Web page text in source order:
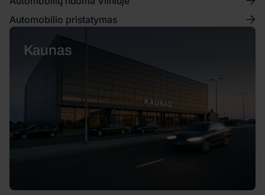
Automobilio pristatymas
Kaunas